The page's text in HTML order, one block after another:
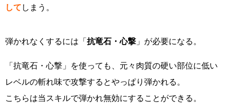
して しまう。
弾かれなくするには「 抗竜石・心撃 」が必要になる。
「抗竜石・心撃」を使っても、元々肉質の硬い部位に低い
レベルの斬れ味で攻撃するとやっぱり弾かれる。
こちらは当スキルで弾かれ無効にすることができる。